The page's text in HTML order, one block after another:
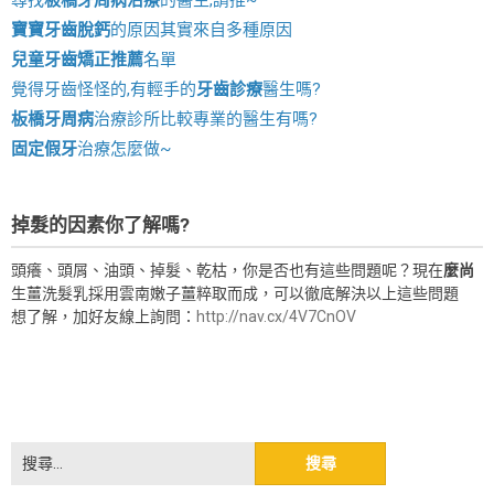
寶寶牙齒脫鈣的原因其實來自多種原因
兒童牙齒矯正推薦名單
覺得牙齒怪怪的,有輕手的牙齒診療醫生嗎?
板橋牙周病治療診所比較專業的醫生有嗎?
固定假牙治療怎麼做~
掉髮的因素你了解嗎?
頭癢、頭屑、油頭、掉髮、乾枯，你是否也有這些問題呢？現在麼尚
生薑洗髮乳採用雲南嫩子薑粹取而成，可以徹底解決以上這些問題
想了解，加好友線上詢問： http://nav.cx/4V7CnOV
搜
尋